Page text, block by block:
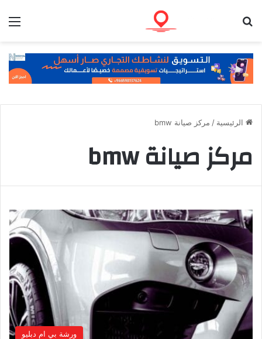
الرئيسية / مركز صيانة bmw
مركز صيانة bmw
ورشة بي ام دبليو